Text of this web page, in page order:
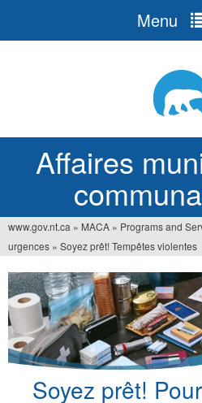
Affaires
Menu
Vous
êtes
ici
www.gov.nt.ca » MACA » Programs and
urgences » Soyez prêt! Tempêtes violentes
Soyez prêt!